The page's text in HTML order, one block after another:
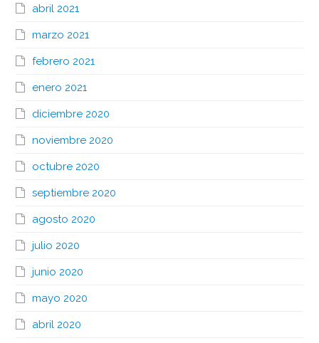
abril 2021
marzo 2021
febrero 2021
enero 2021
diciembre 2020
noviembre 2020
octubre 2020
septiembre 2020
agosto 2020
julio 2020
junio 2020
mayo 2020
abril 2020